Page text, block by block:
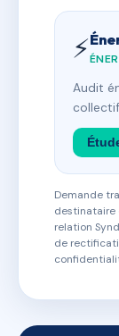
⚡
Audit
Demande
destinataire
relation
de